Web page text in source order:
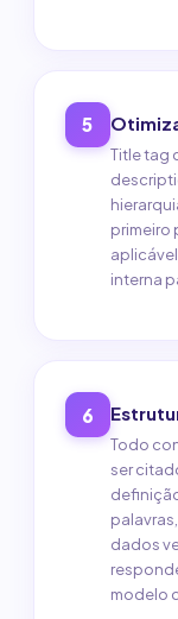
5
Title tag
primeiro
interna
6
Todo
ser
dados
modelo